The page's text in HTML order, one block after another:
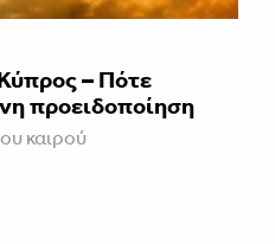
– Πότε
προειδοποίηση
καιρού